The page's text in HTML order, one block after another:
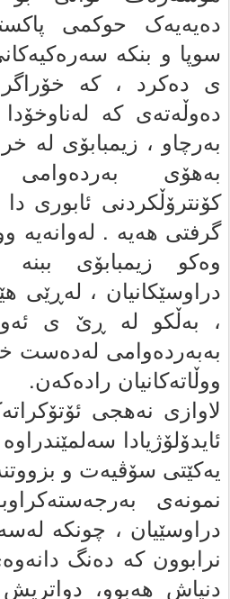
ده‌یه‌یه‌ک حوکمى
سوپا و بنکه‌
ى ده‌کرد ، که‌ خۆراگر
ده‌وڵه‌ته‌ى که‌
به‌رچاو ، زیمبابۆى له‌
به‌هۆى
کۆنترۆڵکردنى ئابورى
گرفتى هەیە . له‌وانه‌یه‌
وه‌کو زیمبابۆى
دراوسێکانیان ، له‌ڕێى
، به‌ڵکو له‌ ڕێ ى ئه‌و
به‌به‌رده‌وامى له‌ده‌ست
ووڵاتەکانیان رادەکەن.
لاوازى نه‌هجى
ئایدۆلۆژیادا
یه‌کێتى سۆڤیه‌ت و
نمونه‌ى
دراوسێیان ، چونکه‌
نرابوون که‌ ده‌نگ
دنیاش هه‌بوو،